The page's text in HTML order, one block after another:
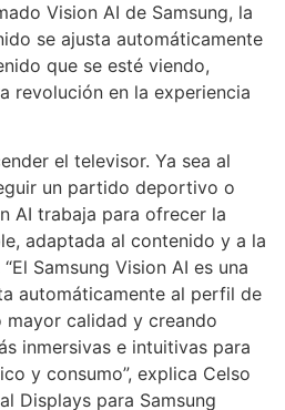
Vision AI de Samsung, la
se ajusta automáticamente
que se esté viendo,
revolución en la experiencia
el televisor. Ya sea al
un partido deportivo o
AI trabaja para ofrecer la
adaptada al contenido y a la
Samsung Vision AI es una
automáticamente al perfil de
mayor calidad y creando
inmersivas e intuitivas para
y consumo”, explica Celso
Displays para Samsung